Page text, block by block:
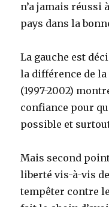
n’a jamais réussi
pays dans la
La gauche est
la différence de
(1997-2002)
confiance pour
possible et
Mais second
liberté vis-à-vis
tempêter contre